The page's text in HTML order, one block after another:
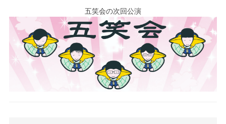
五笑会の次回公演